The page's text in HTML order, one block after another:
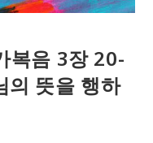
복음 3장 20-
의 뜻을 행하